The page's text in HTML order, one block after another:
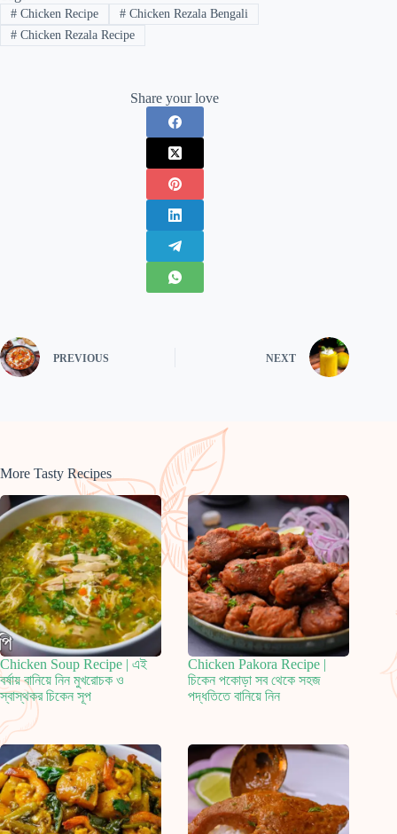
#Chicken Recipe #Chicken Rezala Bengali
#Chicken Rezala Recipe
Share your love
PREVIOUS NEXT
More Tasty Recipes
Chicken Soup Recipe | এই
বর্ষায় বানিয়ে নিন মুখরোচক ও
স্বাস্থকর চিকেন সূপ
Chicken Pakora Recipe |
চিকেন পকোড়া সব থেকে সহজ
পদ্ধতিতে বানিয়ে নিন